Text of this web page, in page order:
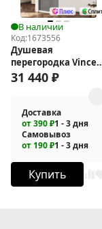
В наличии
Код:1673556
Душевая
перегородка Vincea
Walk-In 110 VSW-
31 440 ₽
Доставка
от 390 ₽1 - 3 дня
Самовывоз
от 190 ₽1 - 3 дня
Купить